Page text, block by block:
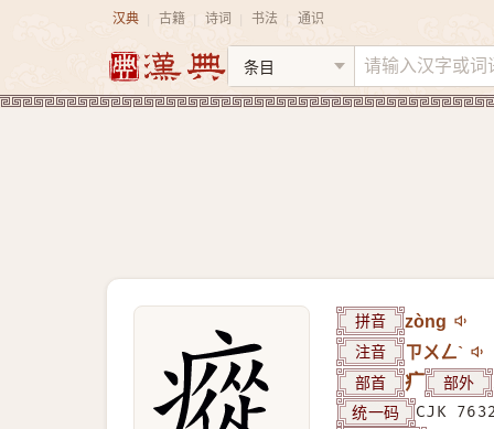
汉典 古籍 诗词 书法 通识
拼音 zòng
注音 ㄗㄨㄥˋ
部首 疒 部外
统一码 CJK